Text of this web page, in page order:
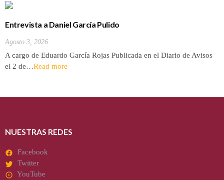
Entrevista a Daniel García Pulido
Agosto 3, 2026
A cargo de Eduardo García Rojas Publicada en el Diario de Avisos
el 2 de…Read more
NUESTRAS REDES
Facebook
Twitter
YouTube